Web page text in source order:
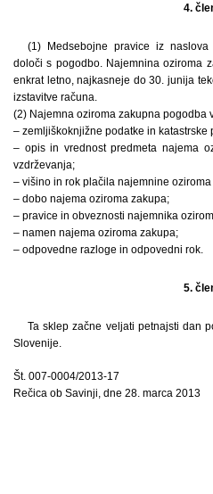
4.
(1) Medsebojne pravice iz
določi s pogodbo. Najemnina oziroma
enkrat letno, najkasneje do 30. junija
izstavitve računa.
(2) Najemna oziroma zakupna pogodba
– zemljiškoknjižne podatke in katastrske
– opis in vrednost predmeta najema
vzdrževanja;
– višino in rok plačila najemnine
– dobo najema oziroma zakupa;
– pravice in obveznosti najemnika
– namen najema oziroma zakupa;
– odpovedne razloge in odpovedni rok.
5.
Ta sklep začne veljati petnajsti dan
Slovenije.
Št. 007-0004/2013-17
Rečica ob Savinji, dne 28. marca 2013